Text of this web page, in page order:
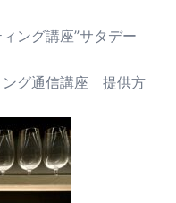
ング講座”サタデー
ング通信講座 提供方